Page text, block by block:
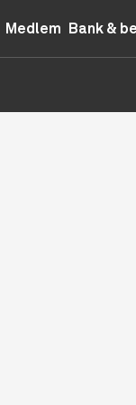
Medlem Bank &